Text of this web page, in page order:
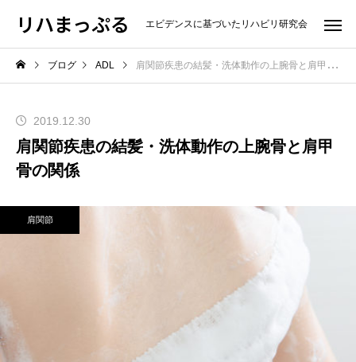
リハまっぷる エビデンスに基づいたリハビリ研究会
ブログ ADL 肩関節疾患の結髪・洗体動作の上腕骨と肩甲骨の関係
2019.12.30
肩関節疾患の結髪・洗体動作の上腕骨と肩甲
骨の関係
肩関節